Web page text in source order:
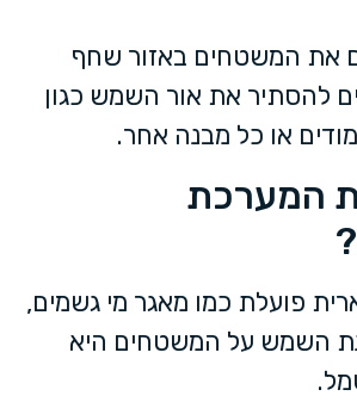
את המשטחים באזור שחף
להסתיר את אור השמש כגון
או כל מבנה אחר.
המערכת
פועלת כמו מאגר מי גשמים,
השמש על המשטחים היא